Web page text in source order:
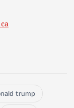
trump